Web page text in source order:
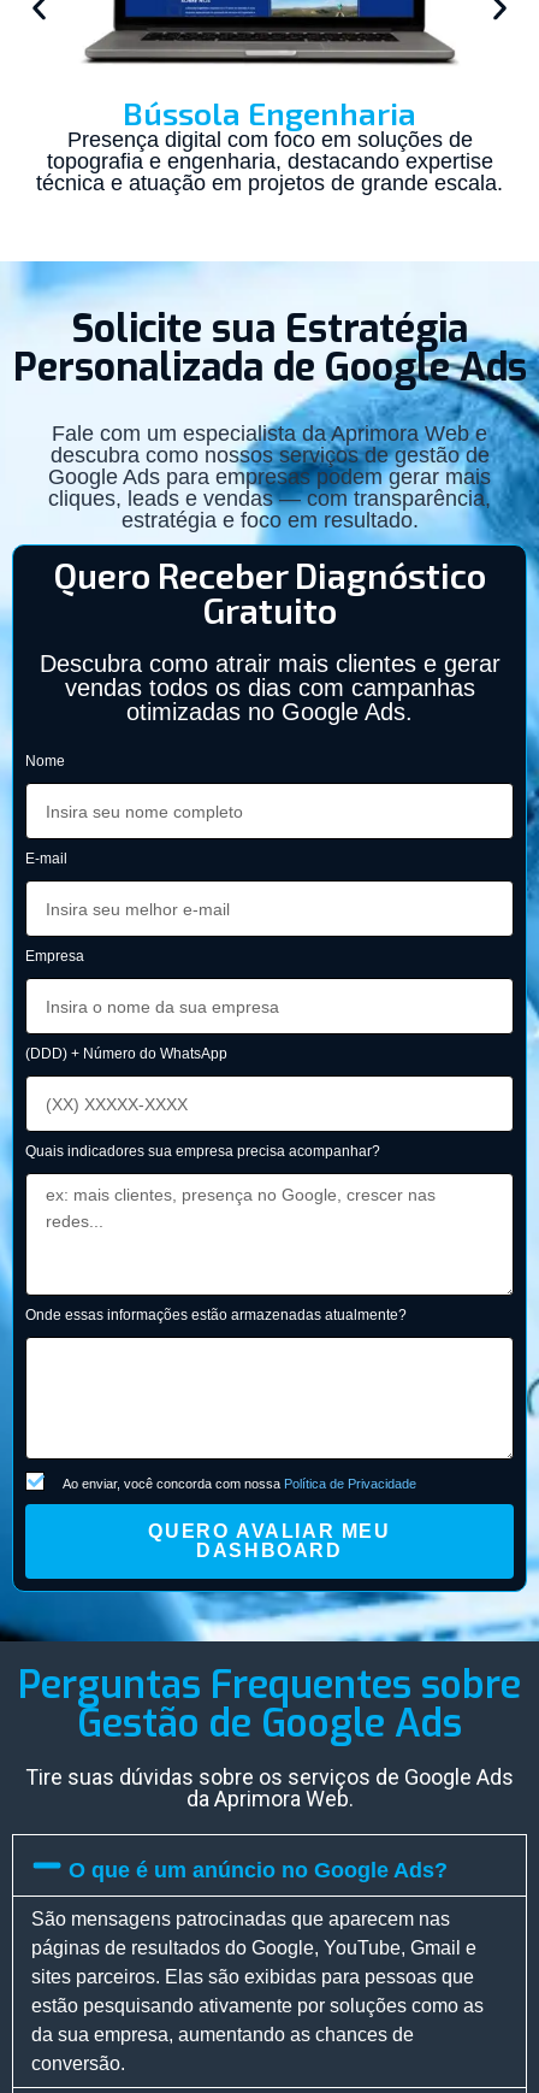
Bússola Engenharia
Presença digital com foco em soluções de
topografia e engenharia, destacando expertise
técnica e atuação em projetos de grande escala.
Solicite sua Estratégia
Personalizada de Google Ads
Fale com um especialista da Aprimora Web e
descubra como nossos serviços de gestão de
Google Ads para empresas podem gerar mais
cliques, leads e vendas — com transparência,
estratégia e foco em resultado.
Quero Receber Diagnóstico
Gratuito
Descubra como atrair mais clientes e gerar
vendas todos os dias com campanhas
otimizadas no Google Ads.
Nome
E-mail
Empresa
(DDD) + Número do WhatsApp
Quais indicadores sua empresa precisa acompanhar?
Onde essas informações estão armazenadas atualmente?
Ao enviar, você concorda com nossa Política de Privacidade
QUERO AVALIAR MEU
DASHBOARD
Perguntas Frequentes sobre
Gestão de Google Ads
Tire suas dúvidas sobre os serviços de Google Ads
da Aprimora Web.
O que é um anúncio no Google Ads?
São mensagens patrocinadas que aparecem nas
páginas de resultados do Google, YouTube, Gmail e
sites parceiros. Elas são exibidas para pessoas que
estão pesquisando ativamente por soluções como as
da sua empresa, aumentando as chances de
conversão.